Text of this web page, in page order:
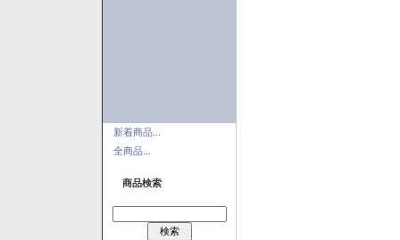
新着商品...
全商品...
商品検索